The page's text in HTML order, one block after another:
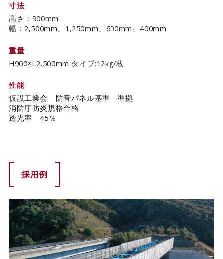
寸法
高さ：900mm
幅：2,500mm、1,250mm、600mm、400mm
重量
H900×L2,500mm タイプ:12kg/枚
性能
仮設工業会 防音パネル基準 準拠
消防庁防炎規格合格
透光率 45％
採用例